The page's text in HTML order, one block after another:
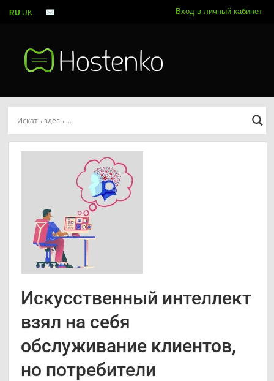
Вход в личный кабинет
Искусственный интеллект
взял на себя
обслуживание клиентов,
но потребители
RU UK